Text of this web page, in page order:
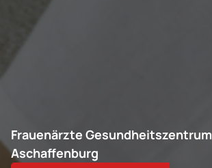
Frauenärzte Gesundheitszentrum
Aschaffenburg